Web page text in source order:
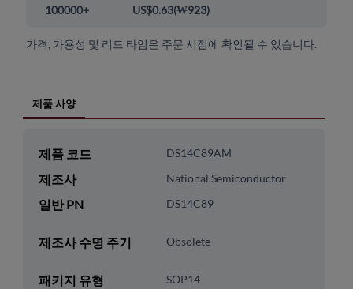
100000+ US$0.63(₩923)
가격, 가용성 및 리드 타임은 주문 시점에 확인될 수 있습니다.
제품 사양
제품 코드 DS14C89AM
제조사 National Semiconductor
일반 PN DS14C89
제조사 수명 주기 Obsolete
패키지 유형 SOP14